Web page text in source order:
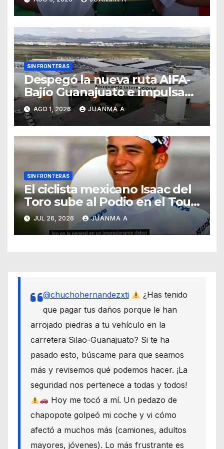
Centroamericanos
SIN FRONTERAS
Despegó la nueva ruta AIFA-
Bajío Guanajuato e impulsa
su conectividad aérea
nacional
AGO 1, 2026 JUANMA A
SIN FRONTERAS
El ciclista mexicano Isaac del
Toro sube al Podio en el Tour
de France
JUL 26, 2026 JUANMA A
@chuchohernandezxti
¿Has tenido
que pagar tus daños porque le han
arrojado piedras a tu vehículo en la
carretera Silao-Guanajuato? Si te ha
pasado esto, búscame para que seamos
más y revisemos qué podemos hacer. ¡La
seguridad nos pertenece a todas y todos!
Hoy me tocó a mí. Un pedazo de
chapopote golpeó mi coche y vi cómo
afectó a muchos más (camiones, adultos
mayores, jóvenes). Lo más frustrante es